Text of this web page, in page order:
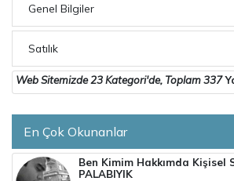
Genel Bilgiler
Satılık
Web Sitemizde23 Kategori'de, Toplam337
En Çok Okunanlar
Ben Kimim Hakkımda Kişisel
PALABIYIK